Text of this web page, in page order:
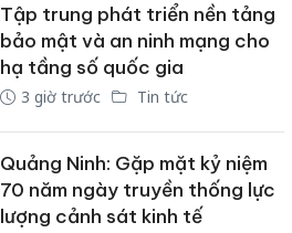
Tập trung phát triển nền tảng
bảo mật và an ninh mạng cho
hạ tầng số quốc gia
3 giờ trước Tin tức
Quảng Ninh: Gặp mặt kỷ niệm
70 năm ngày truyền thống lực
lượng cảnh sát kinh tế